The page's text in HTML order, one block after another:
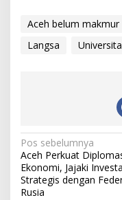
Aceh belum makmur
Langsa
N
a
v
Pos sebelumnya
Aceh Perkuat
Ekonomi, Jajaki
Strategis dengan
Rusia